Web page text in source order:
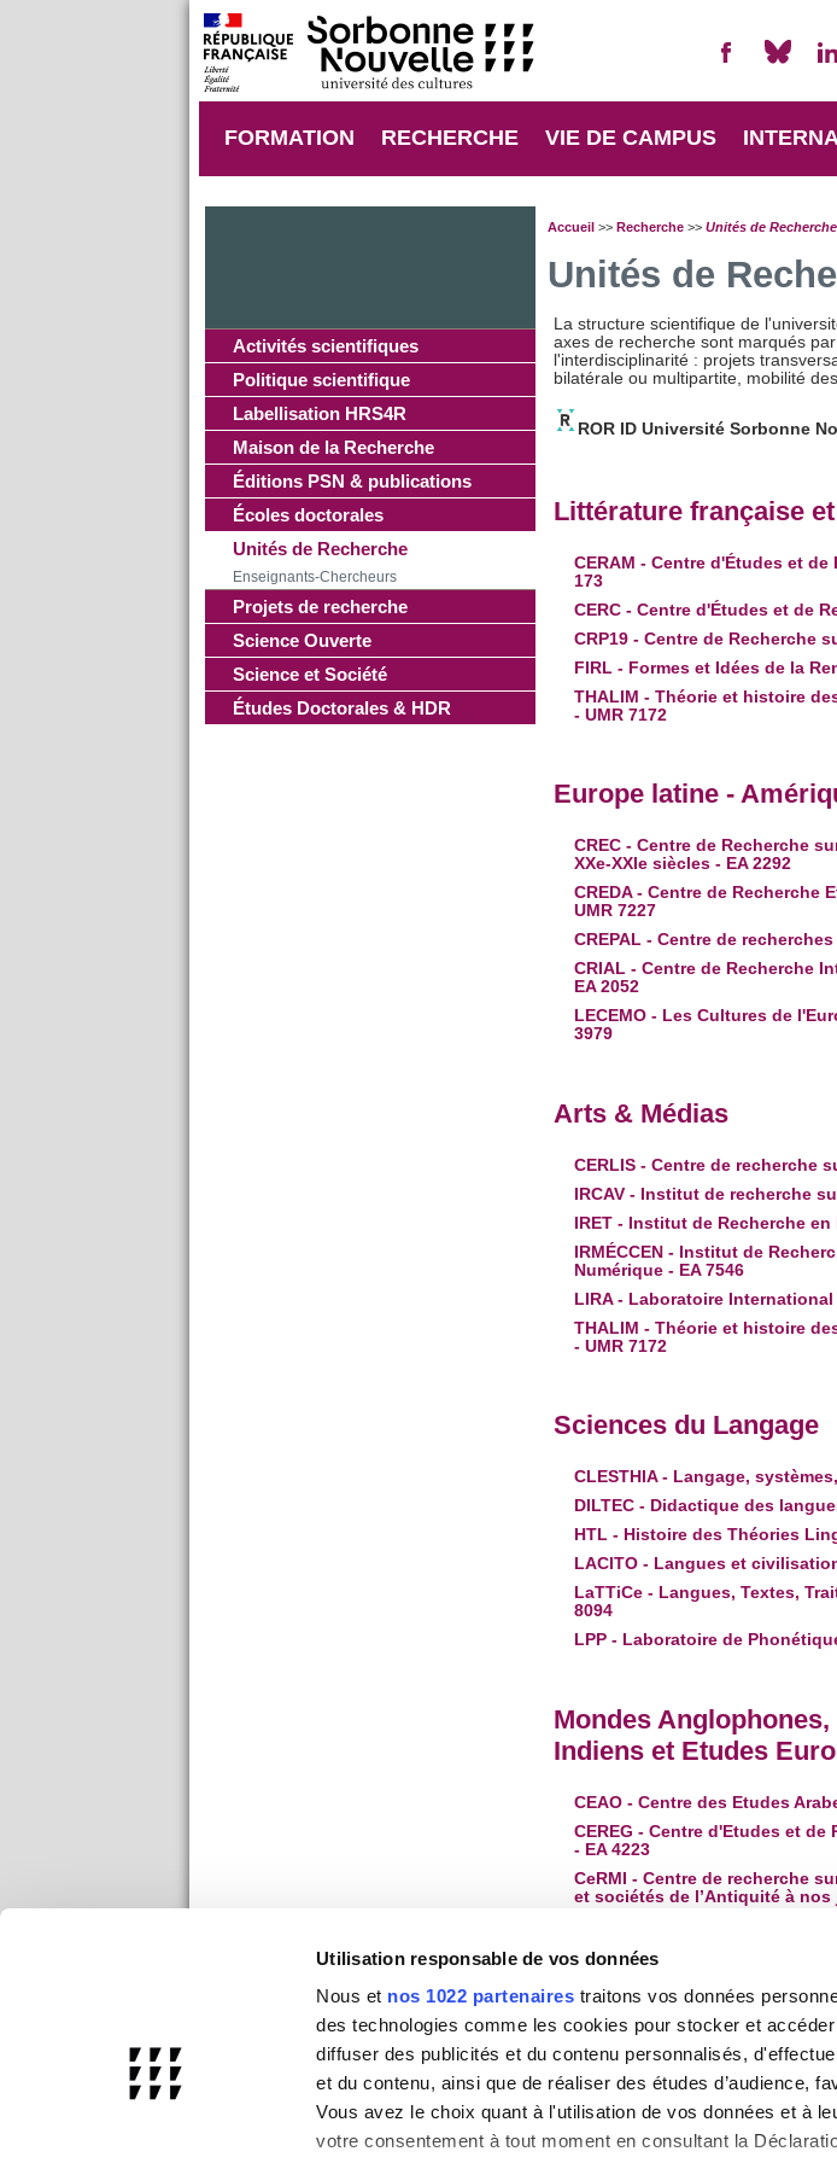
Utilisation responsable de vos données
Nous et nos 1022 partenaires traitons vos données
des technologies comme les cookies pour stocker et
diffuser des publicités et du contenu personnalisés,
et du contenu, ainsi que de réaliser des études d’audience,
Vous avez le choix quant à l'utilisation de vos données et à
votre consentement à tout moment en consultant la
FORMATION RECHERCHE VIE DE CAMPUS
Activités scientifiques
Politique scientifique
Labellisation HRS4R
Maison de la Recherche
Éditions PSN & publications
Écoles doctorales
Unités de Recherche
Enseignants-Chercheurs
Projets de recherche
Science Ouverte
Science et Société
Études Doctorales & HDR
Accueil>> Recherche>> Unités de Recherche
Unités de
La structure scientifique de
axes de recherche sont marqués
l'interdisciplinarité : projets
bilatérale ou multipartite, mobilité
ROR ID Université Sorbonne
Littérature française
CERAM - Centre d'Études et
173
CERC - Centre d'Études et de
CRP19 - Centre de Recherche
FIRL - Formes et Idées de la
THALIM - Théorie et histoire
- UMR 7172
Europe latine -
CREC - Centre de Recherche
XXe-XXIe siècles - EA 2292
CREDA - Centre de Recherche
UMR 7227
CREPAL - Centre de
CRIAL - Centre de Recherche
EA 2052
LECEMO - Les Cultures de
3979
Arts & Médias
CERLIS - Centre de recherche
IRCAV - Institut de recherche
IRET - Institut de Recherche en
IRMÉCCEN - Institut de
Numérique - EA 7546
LIRA - Laboratoire
THALIM - Théorie et histoire
- UMR 7172
Sciences du Langage
CLESTHIA - Langage,
DILTEC - Didactique des
HTL - Histoire des Théories
LACITO - Langues et
LaTTiCe - Langues, Textes,
8094
LPP - Laboratoire de
Mondes
Indiens et Etudes
CEAO - Centre des Etudes
CEREG - Centre d'Etudes et
- EA 4223
CeRMI - Centre de recherche
et sociétés de l’Antiquité à nos
GREI - Groupe de recherches
Européennes - EA 2291
PRISMES - Langues, Textes,
EA 4398